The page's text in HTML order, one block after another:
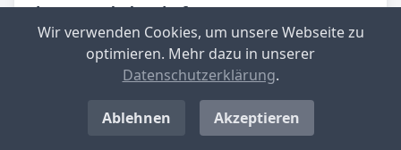
Langenwolschendorf
Aktueller Hebesatz: 200 %
Standort-Informationen aufrufen
Aktueller Hebesatz: 220 %
Wir verwenden Cookies, um unsere Webseite zu
optimieren. Mehr dazu in unserer
Datenschutzerklärung.
Ablehnen Akzeptieren